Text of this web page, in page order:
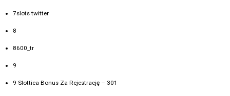
7slots twitter
8
8600_tr
9
9 Slottica Bonus Za Rejestrację – 301